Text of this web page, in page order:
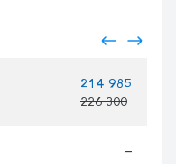
214 985
226 300
—